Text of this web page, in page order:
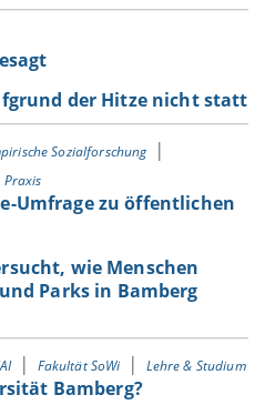
der Hitze nicht statt
Sozialforschung
Praxis
Umfrage zu öffentlichen
wie Menschen
Parks in Bamberg
Fakultät SoWi Lehre & Studium
Bamberg?